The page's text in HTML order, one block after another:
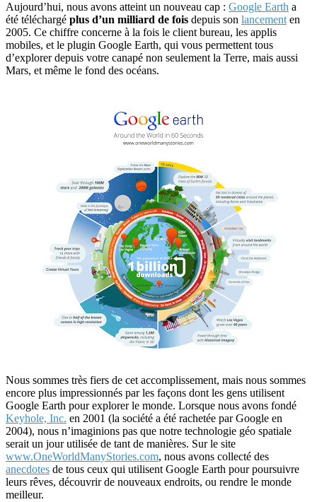
Aujourd’hui, nous avons atteint un nouveau cap : Google Earth a
été téléchargé plus d’un milliard de fois depuis son lancementen
2005. Ce chiffre concerne à la fois le client bureau, les applis
mobiles, et le plugin Google Earth, qui vous permettent tous
d’explorer depuis votre canapé non seulement la Terre, mais aussi
Mars, et même le fond des océans.
Nous sommes très fiers de cet accomplissement, mais nous sommes
encore plus impressionnés par les façons dont les gens utilisent
Google Earth pour explorer le monde. Lorsque nous avons fondé
Keyhole, Inc. en 2001 (la société a été rachetée par Google en
2004), nous n’imaginions pas que notre technologie géo spatiale
serait un jour utilisée de tant de manières. Sur le site
www.OneWorldManyStories.com, nous avons collecté des
anecdotes de tous ceux qui utilisent Google Earth pour poursuivre
leurs rêves, découvrir de nouveaux endroits, ou rendre le monde
meilleur.